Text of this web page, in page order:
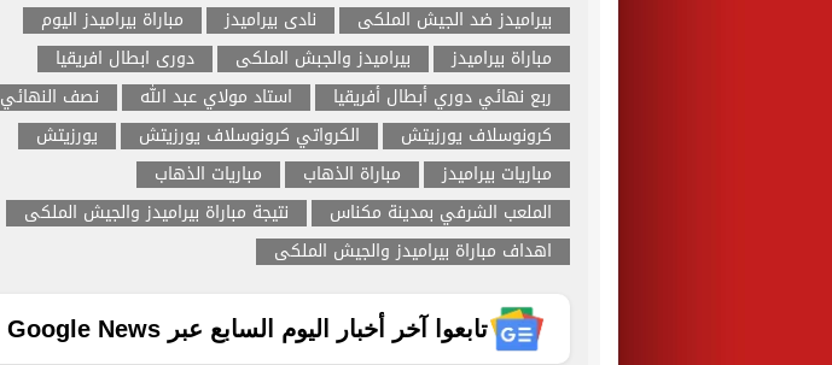
بيراميدز ضد الجيش الملكى
نادى بيراميدز
مباراة بيراميدز اليوم
مباراة بيراميدز
بيراميدز والجبش الملكى
دورى ابطال افريقيا
ربع نهائي دوري أبطال أفريقيا
استاد مولاي عبد الله
نصف النهائي
كرونوسلاف يورزيتش
الكرواتي كرونوسلاف يورزيتش
يورزيتش
مباريات بيراميدز
مباراة الذهاب
مباريات الذهاب
الملعب الشرفي بمدينة مكناس
نتيجة مباراة بيراميدز والجيش الملكى
اهداف مباراة بيراميدز والجيش الملكى
تابعوا آخر أخبار اليوم السابع عبر Google News